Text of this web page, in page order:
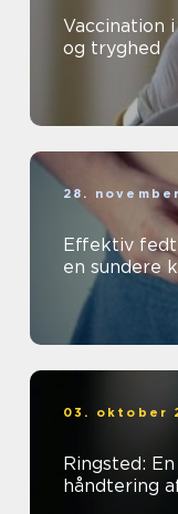
Vaccination
og tryghed
28.
Effektiv
en sundere
03. oktober
Ringsted:
håndtering